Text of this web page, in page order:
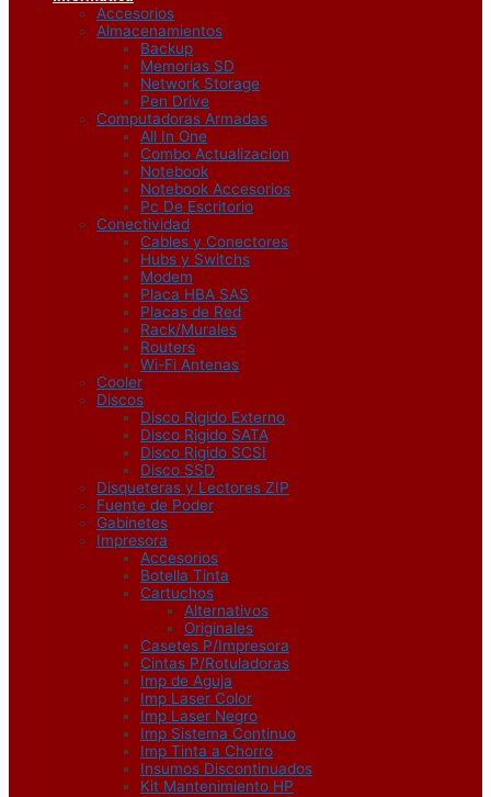
Accesorios
Almacenamientos
Backup
Memorias SD
Network Storage
Pen Drive
Computadoras Armadas
All In One
Combo Actualizacion
Notebook
Notebook Accesorios
Pc De Escritorio
Conectividad
Cables y Conectores
Hubs y Switchs
Modem
Placa HBA SAS
Placas de Red
Rack/Murales
Routers
Wi-Fi Antenas
Cooler
Discos
Disco Rigido Externo
Disco Rigido SATA
Disco Rigido SCSI
Disco SSD
Disqueteras y Lectores ZIP
Fuente de Poder
Gabinetes
Impresora
Accesorios
Botella Tinta
Cartuchos
Alternativos
Originales
Casetes P/Impresora
Cintas P/Rotuladoras
Imp de Aguja
Imp Laser Color
Imp Laser Negro
Imp Sistema Continuo
Imp Tinta a Chorro
Insumos Discontinuados
Kit Mantenimiento HP